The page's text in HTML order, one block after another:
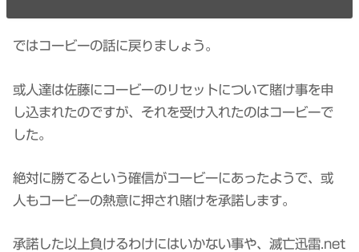
ではコービーの話に戻りましょう。
或人達は佐藤にコービーのリセットについて賭け事を申
し込まれたのですが、それを受け入れたのはコービーで
した。
絶対に勝てるという確信がコービーにあったようで、或
人もコービーの熱意に押され賭けを承諾します。
承諾した以上負けるわけにはいかない事や、滅亡迅雷.net